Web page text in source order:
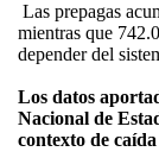
Las prepagas
mientras que
depender del
Los datos
Nacional de
contexto de